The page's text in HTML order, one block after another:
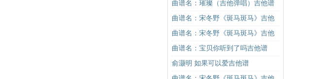
吉他谱
谱C调简单版（酷音小伟吉他教学）
吉他谱
曲谱名：璀璨（吉他弹唱）吉他谱
曲谱名：宋冬野《斑马斑马》吉他
谱G调初级进阶版（酷音小伟吉他教
学）吉他谱
曲谱名：宋冬野《斑马斑马》吉他
谱G调初级进阶版（酷音小伟吉他教
学）吉他谱
曲谱名：宝贝你听到了吗吉他谱
俞灏明 如果可以爱吉他谱